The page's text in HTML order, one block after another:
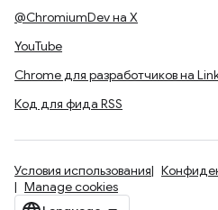
@ChromiumDev на X
YouTube
Chrome для разработчиков на
Код для фида RSS
Условия использования
Manage cookies